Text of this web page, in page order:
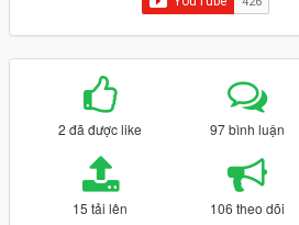
2 đã được like 97 bình luận
15 tải lên 106 theo dõi